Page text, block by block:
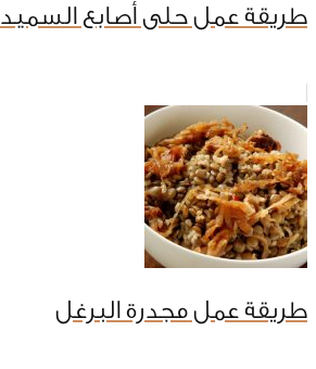
طريقة عمل حلى أصابع السميد
طريقة عمل مجدرة البرغل